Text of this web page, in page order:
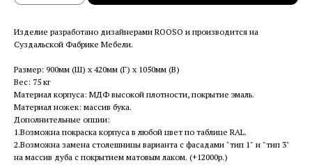
Изделие разработано дизайнерами ROOSO и производится на
Суздальской Фабрике Мебели.
Размер: 900мм (Ш) x 420мм (Г) x 1050мм (В)
Вес: 75 кг
Материал корпуса: МДФ высокой плотности, покрытие эмаль.
Материал ножек: массив бука.
Дополнительные опции:
1.Возможна покраска корпуса в любой цвет по таблице RAL.
2.Возможна замена столешницы варианта с фасадами "тип 1" и "тип 3"
на массив дуба с покрытием матовым лаком. (+12000р.)